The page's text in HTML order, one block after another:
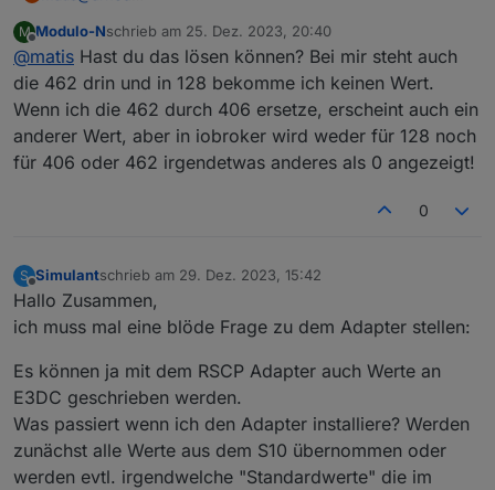
weiter:
Wenn ich bei Energy Total 406, 2, 1 eintrage wird auch
der korrekte Wert in kWh mit Faktor 0.1 angezeigt!
M
Offline
Modulo-Nschrieb am 25. Dez. 2023, 20:40
zuletzt editiert von
@matis Hast du das lösen können? Bei mir steht auch
die 462 drin und in 128 bekomme ich keinen Wert.
Wenn ich die 462 durch 406 ersetze, erscheint auch ein
anderer Wert, aber in iobroker wird weder für 128 noch
für 406 oder 462 irgendetwas anderes als 0 angezeigt!
0
S
Offline
Simulantschrieb am 29. Dez. 2023, 15:42
zuletzt editiert von
Hallo Zusammen,
ich muss mal eine blöde Frage zu dem Adapter stellen:
Es können ja mit dem RSCP Adapter auch Werte an
E3DC geschrieben werden.
Was passiert wenn ich den Adapter installiere? Werden
zunächst alle Werte aus dem S10 übernommen oder
werden evtl. irgendwelche "Standardwerte" die im